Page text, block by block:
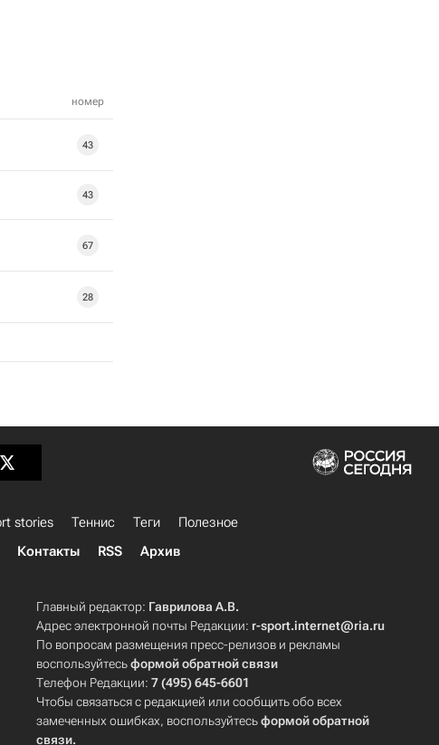
номер
43
43
67
28
stories Теннис Теги
Полезное
Контакты RSS Архив
Главный редактор: Гаврилова А.В.
Адрес электронной почты Редакции: r-sport.internet@ria.ru
По вопросам размещения пресс-релизов и рекламы
воспользуйтесьформой обратной связи
Телефон Редакции:7 (495) 645-6601
Чтобы связаться с редакцией или сообщить обо всех
замеченных ошибках, воспользуйтесьформой обратной
связи.